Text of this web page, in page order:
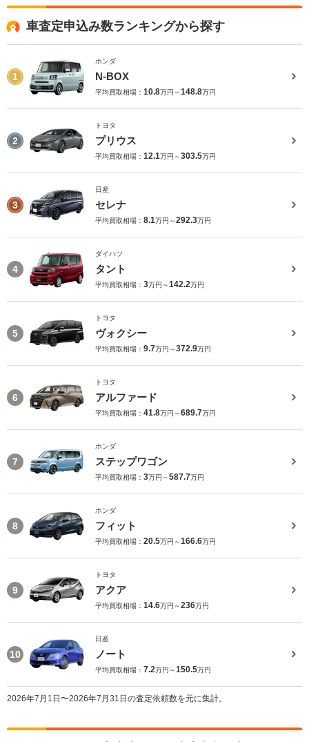
車査定申込み数ランキングから探す
1
ホンダ
N-BOX
平均買取相場： 10.8万円～148.8万円
2
トヨタ
プリウス
平均買取相場： 12.1万円～303.5万円
3
日産
セレナ
平均買取相場： 8.1万円～292.3万円
4
ダイハツ
タント
平均買取相場： 3万円～142.2万円
5
トヨタ
ヴォクシー
平均買取相場： 9.7万円～372.9万円
6
トヨタ
アルファード
平均買取相場： 41.8万円～689.7万円
7
ホンダ
ステップワゴン
平均買取相場： 3万円～587.7万円
8
ホンダ
フィット
平均買取相場： 20.5万円～166.6万円
9
トヨタ
アクア
平均買取相場： 14.6万円～236万円
10
日産
ノート
平均買取相場： 7.2万円～150.5万円
2026年7月1日〜2026年7月31日の査定依頼数を元に集計。